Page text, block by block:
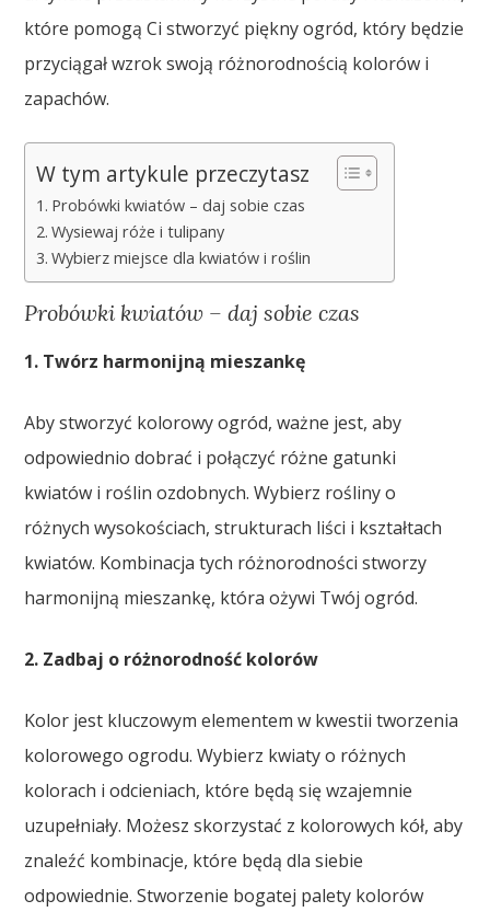
które pomogą Ci stworzyć piękny ogród, który będzie
przyciągał wzrok swoją różnorodnością kolorów i
zapachów.
W tym artykule przeczytasz
Probówki kwiatów – daj sobie czas
Wysiewaj róże i tulipany
Wybierz miejsce dla kwiatów i roślin
Probówki kwiatów – daj sobie czas
1. Twórz harmonijną mieszankę
Aby stworzyć kolorowy ogród, ważne jest, aby
odpowiednio dobrać i połączyć różne gatunki
kwiatów i roślin ozdobnych. Wybierz rośliny o
różnych wysokościach, strukturach liści i kształtach
kwiatów. Kombinacja tych różnorodności stworzy
harmonijną mieszankę, która ożywi Twój ogród.
2. Zadbaj o różnorodność kolorów
Kolor jest kluczowym elementem w kwestii tworzenia
kolorowego ogrodu. Wybierz kwiaty o różnych
kolorach i odcieniach, które będą się wzajemnie
uzupełniały. Możesz skorzystać z kolorowych kół, aby
znaleźć kombinacje, które będą dla siebie
odpowiednie. Stworzenie bogatej palety kolorów